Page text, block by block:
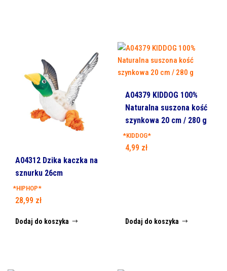
A04312 Dzika kaczka na
sznurku 26cm
*HIPHOP*
28,99 zł
Dodaj do koszyka
A04379 KIDDOG 100%
Naturalna suszona kość
szynkowa 20 cm / 280 g
*KIDDOG*
4,99 zł
Dodaj do koszyka